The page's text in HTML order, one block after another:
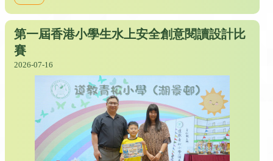
第一屆香港小學生水上安全創意閱讀設計比
賽
2026-07-16